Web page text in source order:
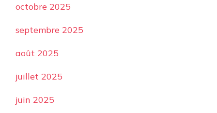
octobre 2025
septembre 2025
août 2025
juillet 2025
juin 2025